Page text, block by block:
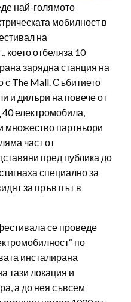
най-голямото
мобилност в
на
което отбеляза 10
зарядна станция на
с The Mall. Събитието
и дилъри на повече от
електромобила,
множество партньори
част от
пред публика до
специално за
за пръв път в
се проведе
по
инсталирана
тази локация и
а до нея съвсем